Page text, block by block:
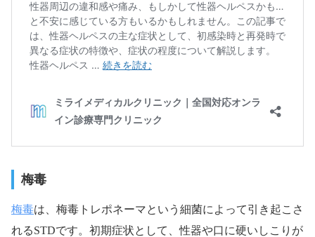
梅毒
梅毒は、梅毒トレポネーマという細菌によって引き起こさ
れるSTDです。初期症状として、性器や口に硬いしこりが